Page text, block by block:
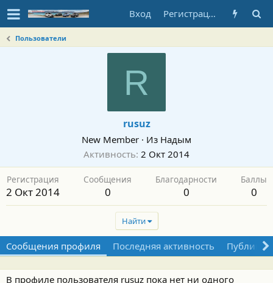
Вход Регистрация
Пользователи
R
rusuz
New Member · Из Надым
Активность 2 Окт 2014
Регистрация
2 Окт 2014
Сообщения
0
Благодарности
0
Баллы
0
Найти
Сообщения профиля Последняя активность
В профиле пользователя rusuz пока нет ни одного